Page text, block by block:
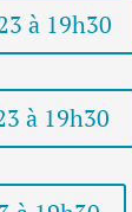
à 19h30
à 19h30